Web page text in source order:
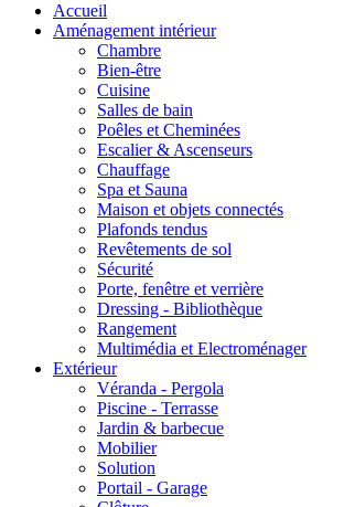
Accueil
Aménagement intérieur
Chambre
Bien-être
Cuisine
Salles de bain
Poêles et Cheminées
Escalier & Ascenseurs
Chauffage
Spa et Sauna
Maison et objets connectés
Plafonds tendus
Revêtements de sol
Sécurité
Porte, fenêtre et verrière
Dressing - Bibliothèque
Rangement
Multimédia et Electroménager
Extérieur
Véranda - Pergola
Piscine - Terrasse
Jardin & barbecue
Mobilier
Solution
Portail - Garage